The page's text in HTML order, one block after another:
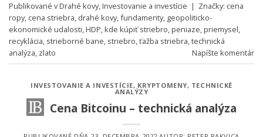
Publikované vDrahé kovy,Investovanie a investície | Značky: cena
ropy, cena striebra, drahé kovy,fundamenty, geopoliticko-
ekonomické udalosti,HDP,kde kúpiť striebro,peniaze,priemysel,
recyklácia, strieborné bane, striebro,ťažba striebra,technická
analýza, zlato Napíšte komentár
INVESTOVANIE A INVESTÍCIE, KRYPTOMENY, TECHNICKÉ
ANALÝZY
Cena Bitcoinu – technická analýza